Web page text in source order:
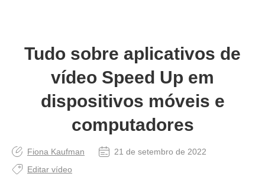
Tudo sobre aplicativos de
vídeo Speed Up em
dispositivos móveis e
computadores
Fiona Kaufman
21 de setembro de 2022
Editar vídeo